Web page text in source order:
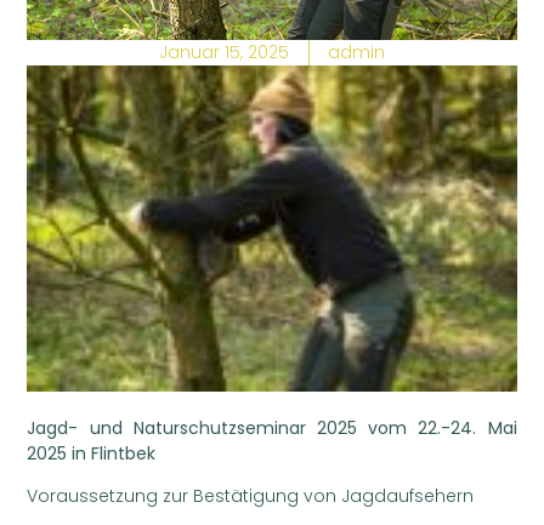
Januar 15, 2025 admin
Jagd- und Naturschutzseminar 2025 vom 22.-24. Mai
2025 in Flintbek
Voraussetzung zur Bestätigung von Jagdaufsehern